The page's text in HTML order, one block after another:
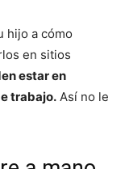
hijo a cómo
en sitios
estar en
trabajo. Así no le